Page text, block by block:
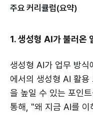
주요 커리큘럼(요약)
1. 생성형 AI가 불러온
생성형 AI가 업무 방식
에서의 생성형 AI 활용
을 높일 수 있는 포인
통해, "왜 지금 AI를 이